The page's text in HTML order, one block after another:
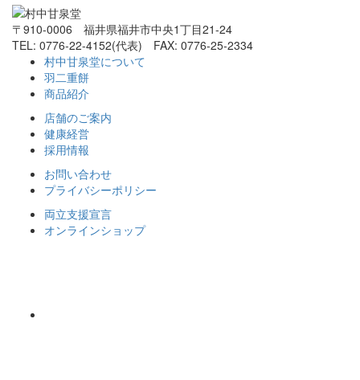
〒910-0006 福井県福井市中央1丁目21-24
TEL: 0776-22-4152(代表) FAX: 0776-25-2334
村中甘泉堂について
羽二重餅
商品紹介
店舗のご案内
健康経営
採用情報
お問い合わせ
プライバシーポリシー
両立支援宣言
オンラインショップ